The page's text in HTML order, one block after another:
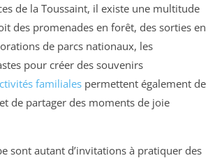
de la Toussaint, il existe une multitude
des promenades en forêt, des sorties en
de parcs nationaux, les
pour créer des souvenirs
familiales permettent également de
de partager des moments de joie
sont autant d’invitations à pratiquer des